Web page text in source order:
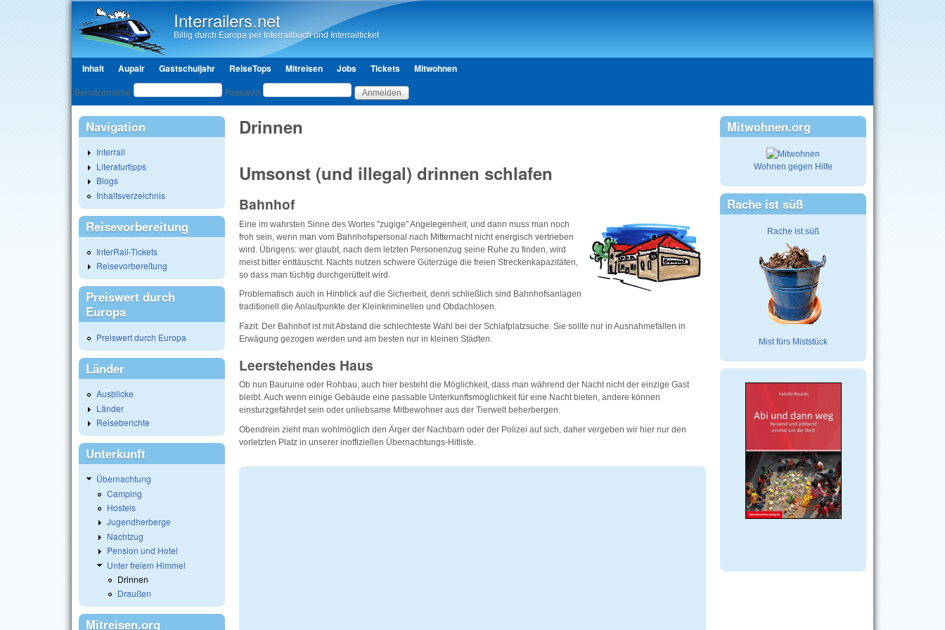
Interrailers.net
Billig durch Europa per Interrailbuch und Interrailticket
Hauptmenü
Inhalt Aupair Gastschuljahr ReiseTops Mitreisen Jobs Tickets Mitwohnen
Benutzeranmeldung
Benutzername Passwort
Drinnen
Umsonst (und illegal) drinnen schlafen
Bahnhof
Eine im wahrsten Sinne des Wortes "zugige" Angelegenheit; und dann muss man noch
froh sein, wenn man vom Bahnhofspersonal nach Mitternacht nicht energisch vertrieben
wird. Übrigens: wer glaubt, nach dem letzten Personenzug seine Ruhe zu finden, wird
meist bitter enttäuscht. Nachts nutzen schwere Güterzüge die freien Streckenkapazitäten,
so dass man tüchtig durchgerüttelt wird.
Problematisch auch in Hinblick auf die Sicherheit, denn schließlich sind Bahnhofsanlagen
traditionell die Anlaufpunkte der Kleinkriminellen und Obdachlosen.
Fazit: Der Bahnhof ist mit Abstand die schlechteste Wahl bei der Schlafplatzsuche. Sie sollte nur in Ausnahmefällen in
Erwägung gezogen werden und am besten nur in kleinen Städten.
Leerstehendes Haus
Ob nun Bauruine oder Rohbau, auch hier besteht die Möglichkeit, dass man während der Nacht nicht der einzige Gast
bleibt. Auch wenn einige Gebäude eine passable Unterkunftsmöglichkeit für eine Nacht bieten, andere können
einsturzgefährdet sein oder unliebsame Mitbewohner aus der Tierwelt beherbergen.
Obendrein zieht man wohlmöglich den Ärger der Nachbarn oder der Polizei auf sich, daher vergeben wir hier nur den
vorletzten Platz in unserer inoffiziellen Übernachtungs-Hitliste.
Navigation
Interrail
Literaturtipps
Blogs
Inhaltsverzeichnis
Reisevorbereitung
InterRail-Tickets
Reisevorbereitung
Preiswert durch
Europa
Preiswert durch Europa
Länder
Ausblicke
Länder
Reiseberichte
Unterkunft
Übernachtung
Camping
Hostels
Jugendherberge
Nachtzug
Pension und Hotel
Unter freiem Himmel
Drinnen
Draußen
Mitreisen.org
Mitwohnen.org
Wohnen gegen Hilfe
Rache ist süß
Rache ist süß
Mist fürs Miststück